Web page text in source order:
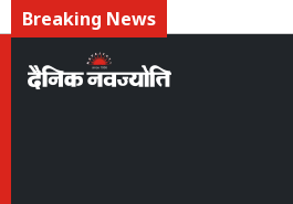
Breaking News